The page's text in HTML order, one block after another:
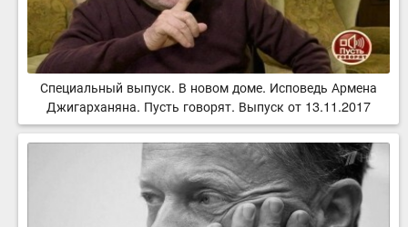
Специальный выпуск. В новом доме. Исповедь Армена
Джигарханяна. Пусть говорят. Выпуск от 13.11.2017